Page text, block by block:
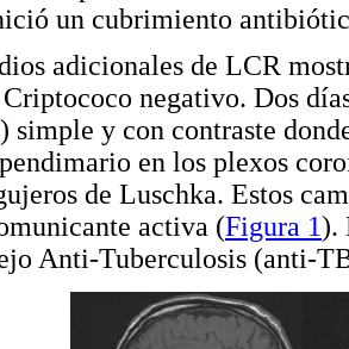
un cubrimiento
adicionales de LCR
negativo. Dos
simple y con contraste
en los plexos
de Luschka. Estos
activa (Figura 1).
Anti-Tuberculosis (anti-